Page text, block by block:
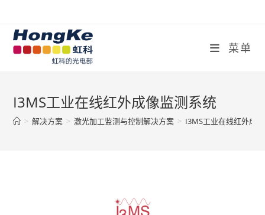
菜单
I3MS工业在线红外成像监测系统
> 解决方案 > 激光加工监测与控制解决方案 > I3MS工业在线红外成